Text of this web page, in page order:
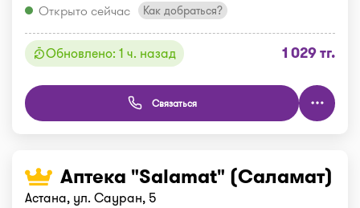
Открыто сейчас
Как добраться?
Обновлено: 1 ч. назад 1 029 тг.
Связаться
Аптека "Salamat" (Саламат)
Астана, ул. Сауран, 5